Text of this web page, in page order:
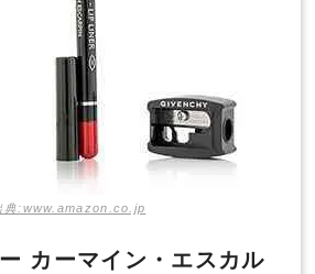
典:www.amazon.co.jp
カーマイン・エスカル